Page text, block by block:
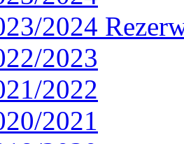
2024
2023
2022
2021